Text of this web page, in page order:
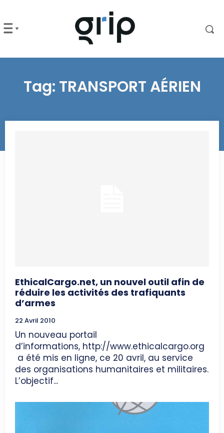
Tag: TRANSPORT AÉRIEN
EthicalCargo.net, un nouvel outil afin de
réduire les activités des trafiquants
d’armes
22 Avril 2010
Un nouveau portail
d’informations, http://www.ethicalcargo.org
a été mis en ligne, ce 20 avril, au service
des organisations humanitaires et militaires.
L’objectif...